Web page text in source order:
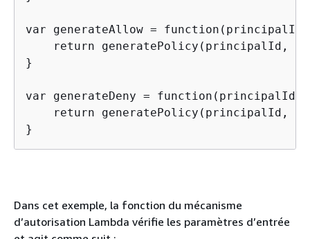
var generateAllow =
return generatePolicy(principalId,
}
var generateDeny =
return generatePolicy(principalId,
}
Dans cet exemple, la fonction du mécanisme
d’autorisation Lambda vérifie les paramètres d’entrée